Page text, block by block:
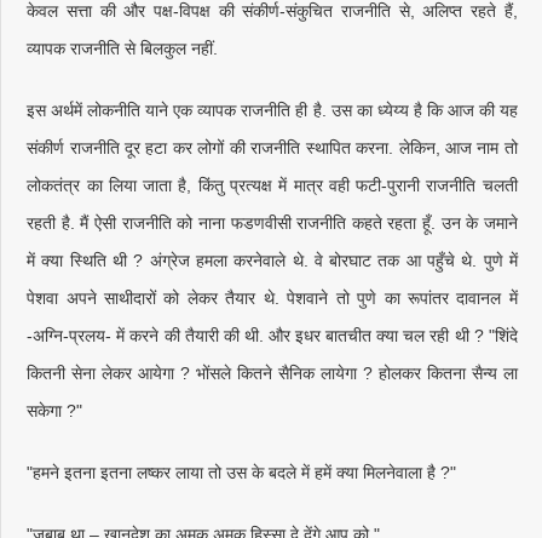
केवल सत्ता की और पक्ष-विपक्ष की संकीर्ण-संकुचित राजनीति से, अलिप्त रहते हैं,
व्यापक राजनीति से बिलकुल नहीं.
इस अर्थमें लोकनीति याने एक व्यापक राजनीति ही है. उस का ध्येय्य है कि आज की यह
संकीर्ण राजनीति दूर हटा कर लोगों की राजनीति स्थापित करना. लेकिन, आज नाम तो
लोकतंत्र का लिया जाता है, किंतु प्रत्यक्ष में मात्र वही फटी-पुरानी राजनीति चलती
रहती है. मैं ऐसी राजनीति को नाना फडणवीसी राजनीति कहते रहता हूँ. उन के जमाने
में क्या स्थिति थी ? अंग्रेज हमला करनेवाले थे. वे बोरघाट तक आ पहुँचे थे. पुणे में
पेशवा अपने साथीदारों को लेकर तैयार थे. पेशवाने तो पुणे का रूपांतर दावानल में
-अग्नि-प्रलय- में करने की तैयारी की थी. और इधर बातचीत क्या चल रही थी ? "शिंदे
कितनी सेना लेकर आयेगा ? भोंसले कितने सैनिक लायेगा ? होलकर कितना सैन्य ला
सकेगा ?"
"हमने इतना इतना लष्कर लाया तो उस के बदले में हमें क्या मिलनेवाला है ?"